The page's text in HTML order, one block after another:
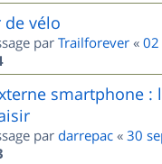
de vélo
par Trailforever « 02
smartphone :
par darrepac « 30